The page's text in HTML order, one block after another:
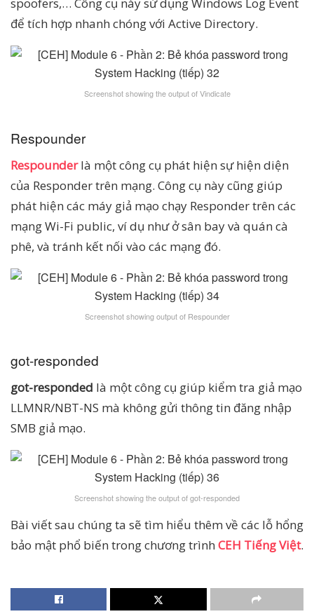
spoofers,… Công cụ này sử dụng Windows Log Event
để tích hợp nhanh chóng với Active Directory.
Screenshot showing the output of Vindicate
Respounder
Respounderlà một công cụ phát hiện sự hiện diện
của Responder trên mạng. Công cụ này cũng giúp
phát hiện các máy giả mạo chạy Responder trên các
mạng Wi-Fi public, ví dụ như ở sân bay và quán cà
phê, và tránh kết nối vào các mạng đó.
Screenshot showing output of Respounder
got-responded
got-responded là một công cụ giúp kiểm tra giả mạo
LLMNR/NBT-NS mà không gửi thông tin đăng nhập
SMB giả mạo.
Screenshot showing the output of got-responded
Bài viết sau chúng ta sẽ tìm hiểu thêm về các lỗ hổng
bảo mật phổ biến trong chương trình CEH Tiếng Việt.